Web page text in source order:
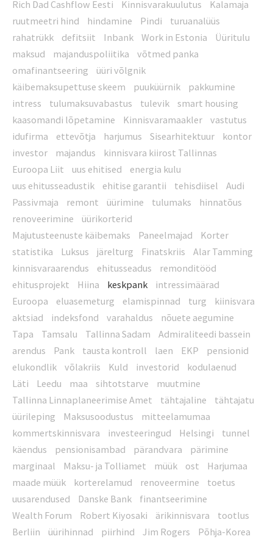
Rich Dad Cashflow Eesti Kinnisvarakuulutus
Kalamaja
ruutmeetri hind
hindamine Pindi
turuanalüüs
rahatrükk
defitsiit Inbank Work in Estonia
Üüritulu
maksud
majanduspoliitika
võtmed panka
omafinantseering
üüri võlgnik
käibemaksupettuse skeem
puuküürnik
pakkumine
intress
tulumaksuvabastus tulevik
smart housing
kaasomandi lõpetamine
Kinnisvaramaakler
vastutus
idufirma
ettevõtja harjumus Sisearhitektuur
kontor
investor
majandus
kinnisvara kiirost Tallinnas
Euroopa Liit
uus ehitised
energia kulu
uus ehitusseadustik
ehitise garantii tehisdiisel
Audi
Passivmaja
remont üürimine tulumaks
hinnatõus
renoveerimine
üürikorterid
Majutusteenuste käibemaks
Paneelmajad
Korter
statistika
Luksus järelturg Finatskriis
Alar Tamming
kinnisvaraarendus
ehitusseadus
remonditööd
ehitusprojekt
Hiina keskpank
intressimäärad
Euroopa
eluasemeturg elamispinnad turg
kiinisvara
aktsiad
indeksfond varahaldus
nõuete aegumine
Tapa
Tamsalu Tallinna Sadam
Admiraliteedi bassein
arendus
Pank tausta kontroll laen EKP
pensionid
elukondlik
võlakriis Kuld investorid
kodulaenud
Läti
Leedu maa sihtotstarve
muutmine
Tallinna Linnaplaneerimise Amet
tähtajaline
tähtajatu
üürileping
Maksusoodustus
mitteelamumaa
kommertskinnisvara
investeeringud Helsingi
tunnel
käendus
pensionisambad pärandvara
pärimine
marginaal
Maksu- ja Tolliamet müük ost
Harjumaa
maade müük
korterelamud renoveermine
toetus
uusarendused
Danske Bank
finantseerimine
Wealth Forum
Robert Kiyosaki ärikinnisvara
tootlus
Berliin
üürihinnad piirhind Jim Rogers
Põhja-Korea